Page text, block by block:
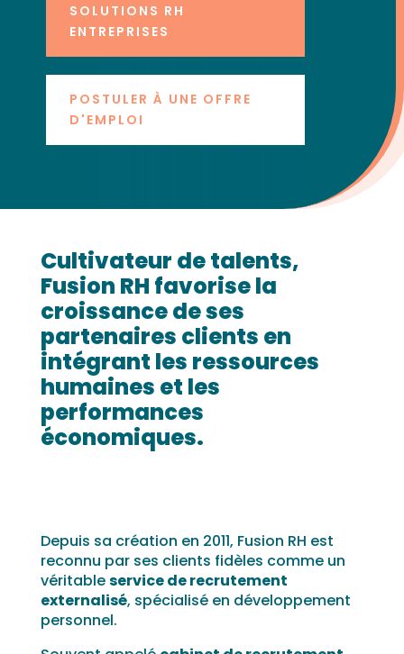
SOLUTIONS RH
ENTREPRISES
POSTULER À UNE OFFRE
D'EMPLOI
Cultivateur de talents,
Fusion RH favorise la
croissance de ses
partenaires clients en
intégrant les ressources
humaines et les
performances
économiques.
Depuis sa création en 2011, Fusion RH est
reconnu par ses clients fidèles comme un
véritableservice de recrutement
externalisé, spécialisé en développement
personnel.